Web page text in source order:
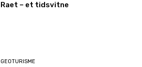
Raet – et tidsvitne
GEOTURISME